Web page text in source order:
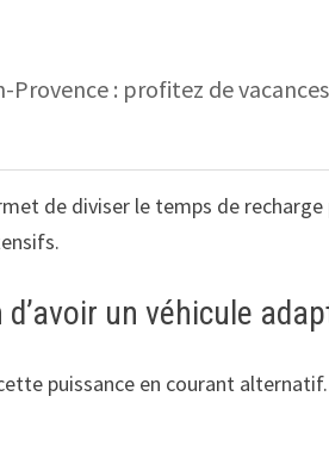
Provence : profitez de
de diviser le temps de
un véhicule
puissance en courant